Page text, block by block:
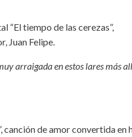
“El tiempo de las cerezas”,
Juan Felipe.
arraigada en estos lares más
canción de amor convertida en